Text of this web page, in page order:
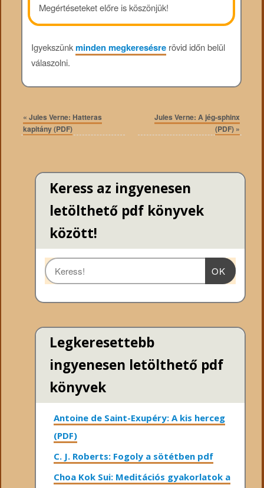
Megértéseteket előre is köszönjük!
Igyekszünkminden megkeresésrerövid időn belül
válaszolni.
« Jules Verne: Hatteras
kapitány (PDF)
Jules Verne: A jég-sphinx
(PDF) »
Keress az ingyenesen
letölthető pdf könyvek
között!
OK
Legkeresettebb
ingyenesen letölthető pdf
könyvek
Antoine de Saint-Exupéry: A kis herceg
(PDF)
C. J. Roberts: Fogoly a sötétben pdf
Choa Kok Sui: Meditációs gyakorlatok a